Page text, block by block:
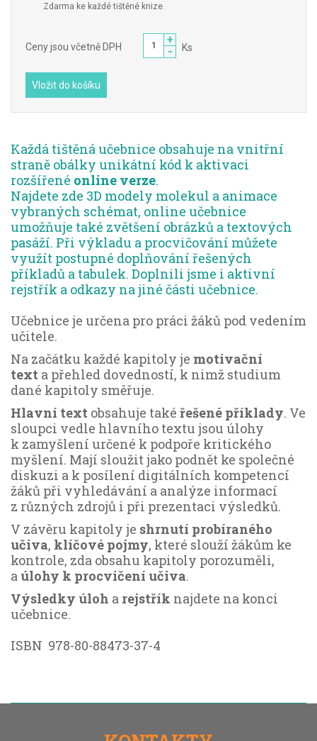
Zdarma ke každé tištěné knize.
Ceny jsou včetně DPH
+
-
Ks
Vložit do košíku
Každá tištěná učebnice obsahuje na vnitřní
straně obálky unikátní kód k aktivaci
rozšířené online verze.
Najdete zde 3D modely molekul a animace
vybraných schémat, online učebnice
umožňuje také zvětšení obrázků a textových
pasáží. Při výkladu a procvičování můžete
využít postupné doplňování řešených
příkladů a tabulek. Doplnili jsme i aktivní
rejstřík a odkazy na jiné části učebnice.
Učebnice je určena pro práci žáků pod vedením
učitele.
Na začátku každé kapitoly je motivační
text a přehled dovedností, k nimž studium
dané kapitoly směřuje.
Hlavní text obsahuje také řešené příklady. Ve
sloupci vedle hlavního textu jsou úlohy
k zamyšlení určené k podpoře kritického
myšlení. Mají sloužit jako podnět ke společné
diskuzi a k posílení digitálních kompetencí
žáků při vyhledávání a analýze informací
z různých zdrojů i při prezentaci výsledků.
V závěru kapitoly je shrnutí probíraného
učiva, klíčové pojmy, které slouží žákům ke
kontrole, zda obsahu kapitoly porozuměli,
a úlohy k procvičení učiva.
Výsledky úloh a rejstřík najdete na konci
učebnice.
ISBN 978-80-88473-37-4